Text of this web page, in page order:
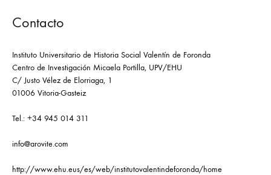
Contacto
Instituto Universitario de Historia Social Valentín de Foronda
Centro de Investigación Micaela Portilla, UPV/EHU
C/ Justo Vélez de Elorriaga, 1
01006 Vitoria-Gasteiz
Tel.: +34 945 014 311
info@arovite.com
http://www.ehu.eus/es/web/institutovalentindeforonda/home